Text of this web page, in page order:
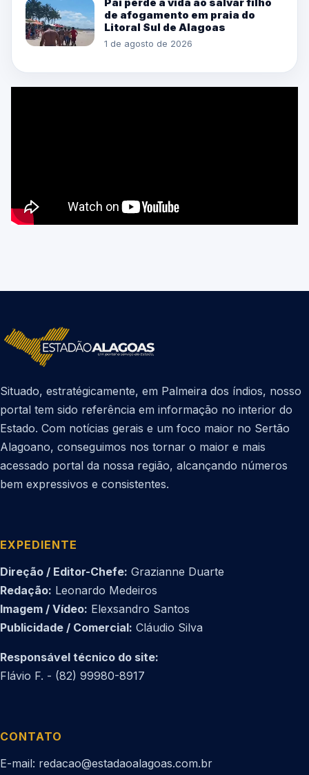
de afogamento em praia do
Litoral Sul de Alagoas
1 de agosto de 2026
Situado, estratégicamente, em Palmeira dos índios, nosso
portal tem sido referência em informação no interior do
Estado. Com notícias gerais e um foco maior no Sertão
Alagoano, conseguimos nos tornar o maior e mais
acessado portal da nossa região, alcançando números
bem expressivos e consistentes.
EXPEDIENTE
Direção / Editor-Chefe: Grazianne Duarte
Redação: Leonardo Medeiros
Imagem / Vídeo: Elexsandro Santos
Publicidade / Comercial: Cláudio Silva
Responsável técnico do site:
Flávio F. - (82) 99980-8917
CONTATO
E-mail: redacao@estadaoalagoas.com.br